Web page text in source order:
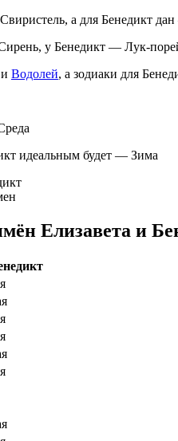
а для Бенедикт
у Бенедикт — Лук-
и Водолей, а зодиаки для
идеальным будет — Зима
Елизавета и